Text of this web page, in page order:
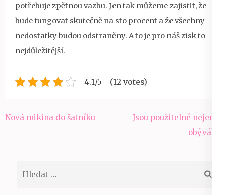
potřebuje zpětnou vazbu. Jen tak můžeme zajistit, že
bude fungovat skutečně na sto procent a že všechny
nedostatky budou odstraněny. A to je pro náš zisk to
nejdůležitější.
4.1/5 - (12 votes)
Navigace
Nová mikina do šatníku
Jsou použitelné nejen v
obýváku